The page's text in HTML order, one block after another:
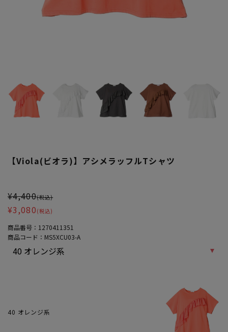
【Viola(ビオラ)】アシメラッフルTシャツ
¥4,400(税込)
¥3,080 (税込)
商品番号： 1270411351
商品コード： MS5XCU03-A
40 オレンジ系